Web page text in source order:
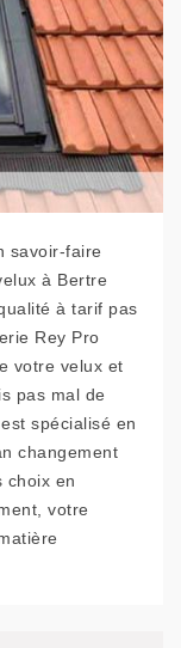
savoir-faire
à Bertre
à tarif pas
Rey Pro
votre velux et
pas mal de
spécialisé en
changement
choix en
votre